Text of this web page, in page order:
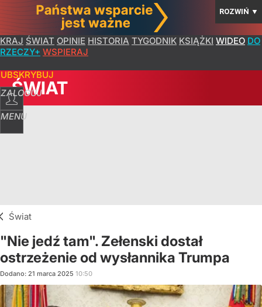
ROZWIŃ ▼
KRAJ ŚWIAT OPINIE HISTORIA TYGODNIK KSIĄŻKI WIDEO DO
RZECZY+ WSPIERAJ
ZALOGUJ
MENU
ŚWIAT
Świat
"Nie jedź tam". Zełenski dostał
ostrzeżenie od wysłannika Trumpa
Dodano: 21 marca 2025 10:50